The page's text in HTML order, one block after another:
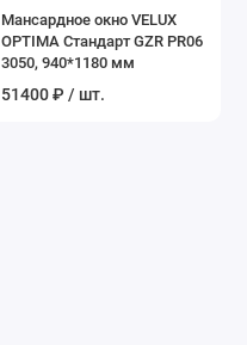
Мансардное окно VELUX
OPTIMA Стандарт GZR PR06
3050, 940*1180 мм
51400 ₽ / шт.